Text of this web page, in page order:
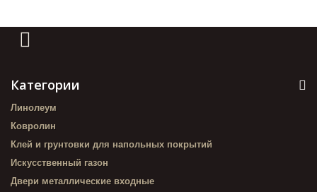
Категории
Линолеум
Ковролин
Клей и грунтовки для напольных покрытий
Искусственный газон
Двери металлические входные